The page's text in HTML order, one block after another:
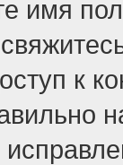
имя
к